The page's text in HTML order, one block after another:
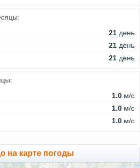
21 день
21 день
21 день
1.0 м/c
1.0 м/c
1.0 м/c
на карте погоды